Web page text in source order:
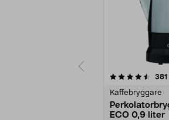
381
Kaffebryggare
ECO 0,9 liter
4.5